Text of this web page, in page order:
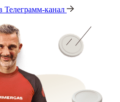
Телеграмм-канал